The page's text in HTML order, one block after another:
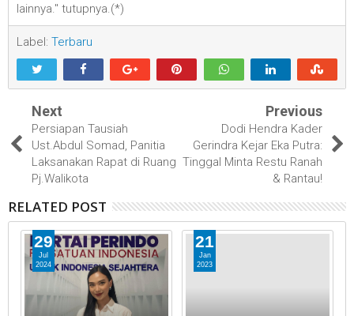
lainnya." tutupnya.(*)
Label: Terbaru
Next
Persiapan Tausiah
Ust.Abdul Somad, Panitia
Laksanakan Rapat di Ruang
Pj.Walikota
Previous
Dodi Hendra Kader
Gerindra Kejar Eka Putra:
Tinggal Minta Restu Ranah
& Rantau!
RELATED POST
29
Jul
2024
21
Jan
2023